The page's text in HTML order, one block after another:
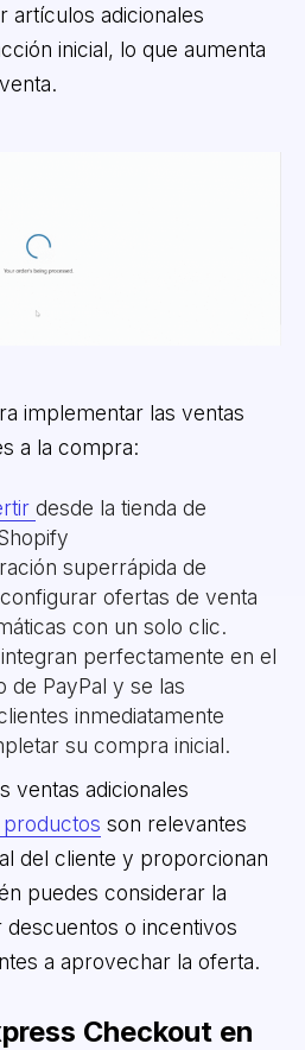
artículos adicionales
inicial, lo que aumenta
implementar las ventas
a la compra:
desde la tienda de
superrápida de
ofertas de venta
con un solo clic.
perfectamente en el
de PayPal y se las
inmediatamente
su compra inicial.
ventas adicionales
son relevantes
del cliente y proporcionan
puedes considerar la
o incentivos
a aprovechar la oferta.
Checkout en